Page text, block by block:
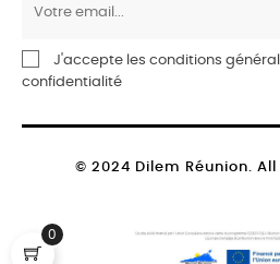
J'accepte les conditions
confidentialité
© 2024 Dilem Réunion.
0